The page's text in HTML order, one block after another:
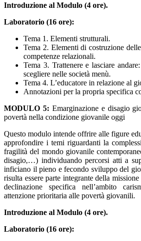
Introduzione al Modulo (4 ore).
Laboratorio (16 ore):
Tema 1. Elementi strutturali.
Tema 2. Elementi di costruzione
competenze relazionali.
Tema 3. Trattenere e lasciare
scegliere nelle società menù.
Tema 4. L’educatore in relazione al
Annotazioni per la propria specifica
MODULO 5: Emarginazione e disagio
povertà nella condizione giovanile oggi
Questo modulo intende offrire alle figure
approfondire i temi riguardanti la
fragilità del mondo giovanile
disagio,…) individuando percorsi atti a
inficiano il pieno e fecondo sviluppo del
risulta essere parte integrante della
declinazione specifica nell’ambito
attenzione prioritaria alle povertà giovanili.
Introduzione al Modulo (4 ore).
Laboratorio (16 ore):